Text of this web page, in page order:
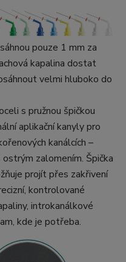
pouze 1 mm za
kapalina dostat
velmi hluboko do
s pružnou špičkou
aplikační kanyly pro
kanálcích –
zalomením. Špička
projít přes zakřivení
kontrolované
introkanálkové
kde je potřeba.